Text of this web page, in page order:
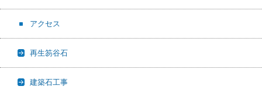
アクセス
再生笏谷石
建築石工事